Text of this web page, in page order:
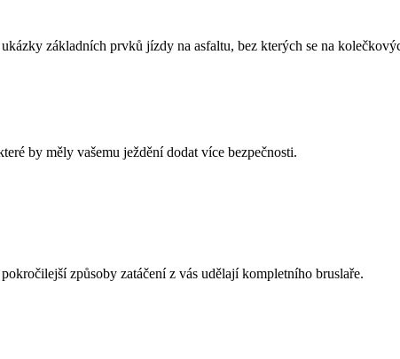
základních prvků jízdy na asfaltu, bez kterých se na
by měly vašemu ježdění dodat více bezpečnosti.
způsoby zatáčení z vás udělají kompletního bruslaře.